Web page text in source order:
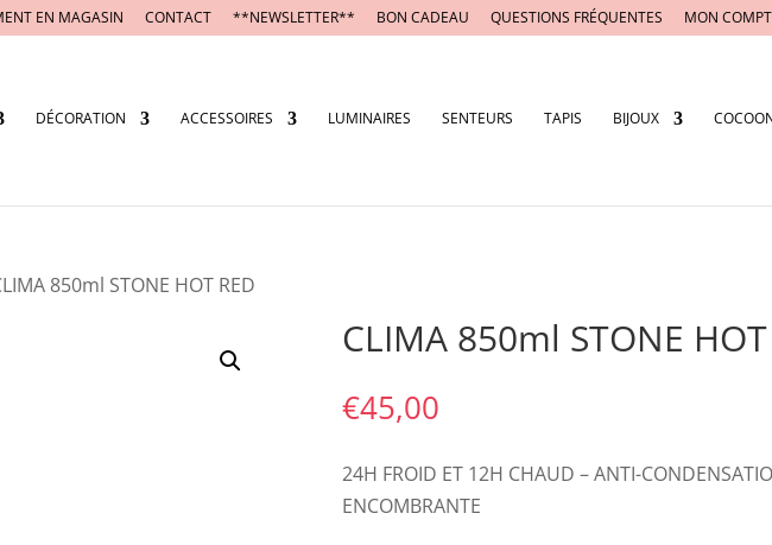
EN MAGASIN CONTACT **NEWSLETTER** BON CADEAU QUESTIONS FRÉQUENTES MON
DÉCORATION ACCESSOIRES LUMINAIRES SENTEURS TAPIS BIJOUX
850ml STONE HOT RED
CLIMA 850ml STONE HOT
€45,00
24H FROID ET 12H CHAUD – ANTI-
ENCOMBRANTE